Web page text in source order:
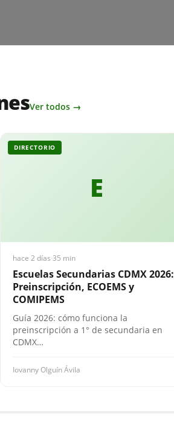
Ver todos →
E
DIRECTORIO
hace 2 días·35 min
Escuelas Secundarias CDMX 2026:
Preinscripción, ECOEMS y
COMIPEMS
Guía 2026: cómo funciona la
preinscripción a 1° de secundaria en
CDMX…
Iovanny Olguín Ávila